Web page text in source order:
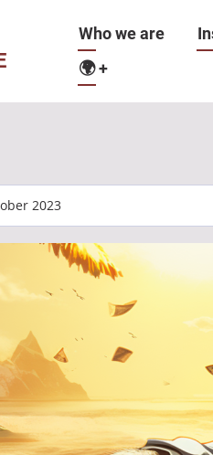
Main
navigation
Who we are
🌍+
2023